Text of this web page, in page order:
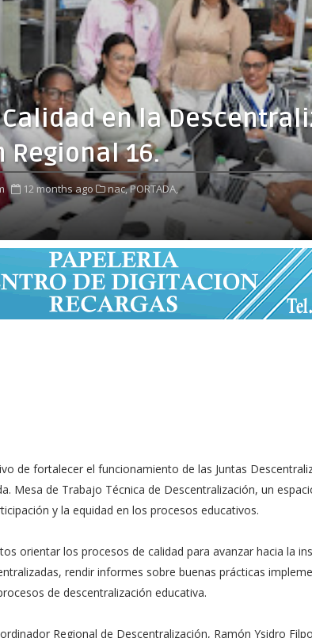
en la
Regional 16.
12 months ago nac,PORTADA,
de fortalecer el funcionamiento de las Juntas
Mesa de Trabajo Técnica de Descentralización, un
y la equidad en los procesos educativos.
orientar los procesos de calidad para avanzar hacia la
rendir informes sobre buenas prácticas
de descentralización educativa.
Regional de Descentralización, Ramón Ysidro